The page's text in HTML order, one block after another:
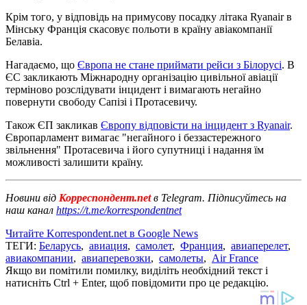
Крім того, у відповідь на примусову посадку літака Ryanair в
Мінську Франція скасовує польоти в країну авіакомпанії
Белавіа.
Нагадаємо, що Європа не стане приймати рейси з Білорусі. В
ЄС закликають Міжнародну організацію цивільної авіації
терміново розслідувати інцидент і вимагають негайно
повернути свободу Сапізі і Протасевичу.
Також ЄП закликав Європу відповісти на інцидент з Ryanair.
Європарламент вимагає "негайного і беззастережного
звільнення" Протасевича і його супутниці і надання їм
можливості залишити країну.
Новини від Корреспондент.netв Telegram. Підписуйтесь на
наш канал https://t.me/korrespondentnet
Читайте Korrespondent.net в Google News
ТЕГИ: Беларусь, авиация, самолет, Франция, авиаперелет,
авиакомпании, авиаперевозки, самолеты, Air France
Якщо ви помітили помилку, виділіть необхідний текст і
натисніть Ctrl + Enter, щоб повідомити про це редакцію.